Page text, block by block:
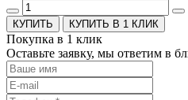
КУПИТЬ В 1 КЛИК
Покупка в 1 клик
Оставьте заявку, мы ответим в